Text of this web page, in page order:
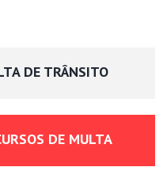
DE TRÂNSITO
DE MULTA